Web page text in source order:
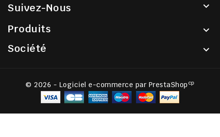
Suivez-Nous 
Produits 
Société 
© 2026 - Logiciel e-commerce par PrestaShop cp